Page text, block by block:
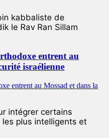
kabbaliste de
le Rav Ran Sillam
entrent au
israélienne
intégrer certains
plus intelligents et